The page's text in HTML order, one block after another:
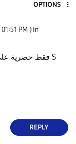
OPTIONS
01:51 PM ) in
يا اخوي ترى سامسونج DeX فقط حصرية على سلسلة اجهزة S
REPLY